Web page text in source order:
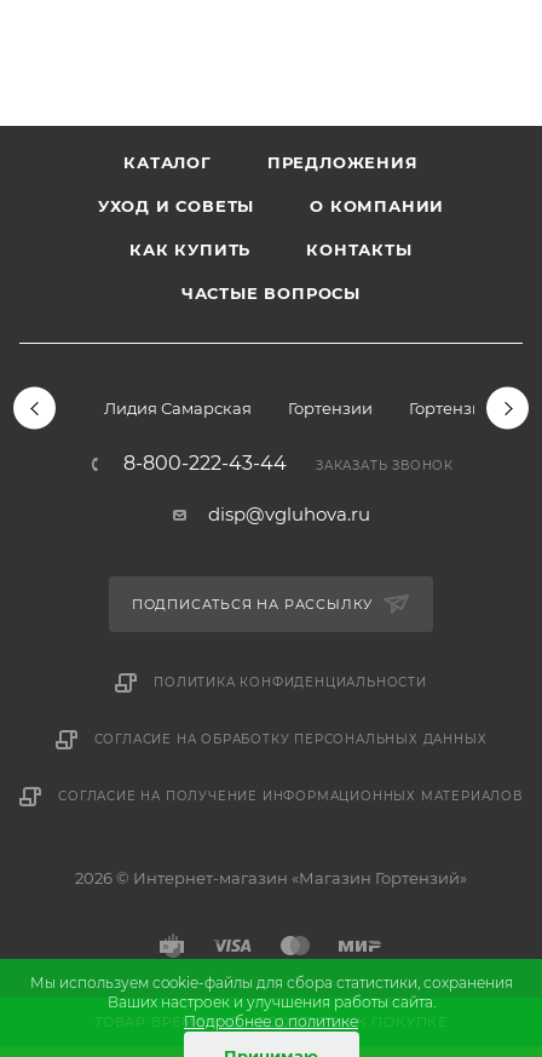
ТОВАР ВРЕМЕННО НЕДОСТУПЕН К ПОКУПКЕ
КАТАЛОГ ПРЕДЛОЖЕНИЯ
УХОД И СОВЕТЫ О КОМПАНИИ
КАК КУПИТЬ КОНТАКТЫ
ЧАСТЫЕ ВОПРОСЫ
Лидия Самарская Гортензии Гортензии
8-800-222-43-44 ЗАКАЗАТЬ ЗВОНОК
disp@vgluhova.ru
ПОДПИСАТЬСЯ НА РАССЫЛКУ
ПОЛИТИКА КОНФИДЕНЦИАЛЬНОСТИ
СОГЛАСИЕ НА ОБРАБОТКУ ПЕРСОНАЛЬНЫХ ДАННЫХ
СОГЛАСИЕ НА ПОЛУЧЕНИЕ ИНФОРМАЦИОННЫХ МАТЕРИАЛОВ
2026 © Интернет-магазин «Магазин Гортензий»
Разработкаипродвижение сайта
Мы используем cookie-файлы для сбора статистики, сохранения
Ваших настроек и улучшения работы сайта.
Подробнее о политике